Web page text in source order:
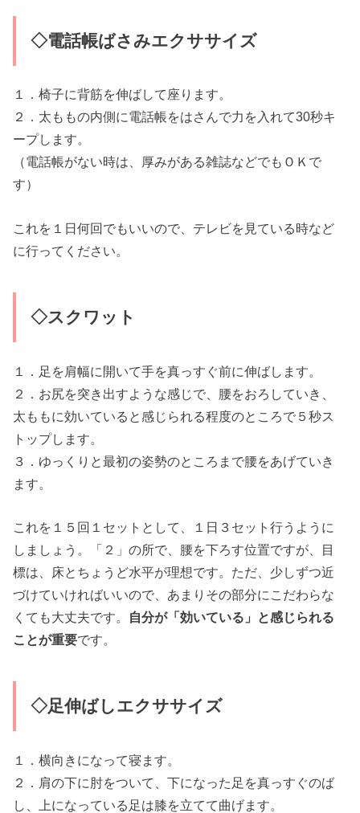
◇電話帳ばさみエクササイズ
１．椅子に背筋を伸ばして座ります。
２．太ももの内側に電話帳をはさんで力を入れて30秒キ
ープします。
（電話帳がない時は、厚みがある雑誌などでもＯＫで
す）
これを１日何回でもいいので、テレビを見ている時など
に行ってください。
◇スクワット
１．足を肩幅に開いて手を真っすぐ前に伸ばします。
２．お尻を突き出すような感じで、腰をおろしていき、
太ももに効いていると感じられる程度のところで５秒ス
トップします。
３．ゆっくりと最初の姿勢のところまで腰をあげていき
ます。
これを１５回１セットとして、１日３セット行うように
しましょう。「２」の所で、腰を下ろす位置ですが、目
標は、床とちょうど水平が理想です。ただ、少しずつ近
づけていければいいので、あまりその部分にこだわらな
くても大丈夫です。 自分が「効いている」と感じられる
ことが重要です。
◇足伸ばしエクササイズ
１．横向きになって寝ます。
２．肩の下に肘をついて、下になった足を真っすぐのば
し、上になっている足は膝を立てて曲げます。